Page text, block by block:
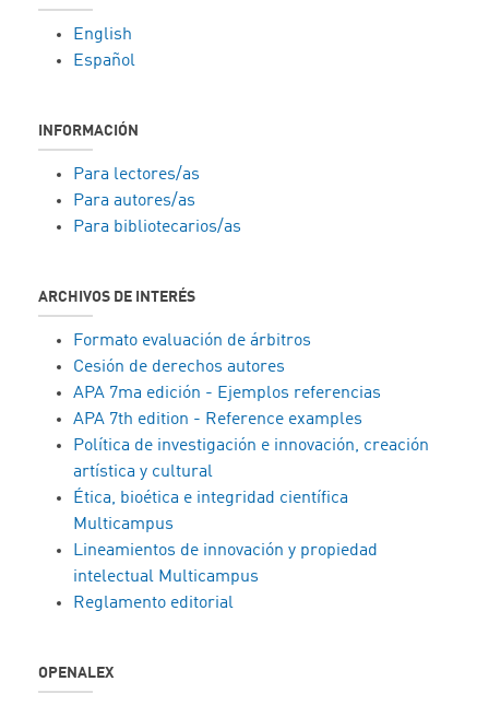
English
Español
INFORMACIÓN
Para lectores/as
Para autores/as
Para bibliotecarios/as
ARCHIVOS DE INTERÉS
Formato evaluación de árbitros
Cesión de derechos autores
APA 7ma edición - Ejemplos referencias
APA 7th edition - Reference examples
Política de investigación e innovación, creación
artística y cultural
Ética, bioética e integridad científica
Multicampus
Lineamientos de innovación y propiedad
intelectual Multicampus
Reglamento editorial
OPENALEX